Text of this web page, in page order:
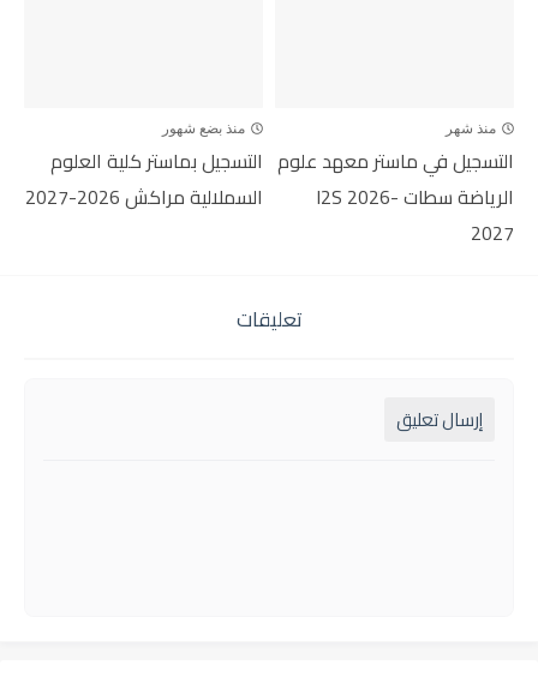
منذ شهر
التسجيل في ماستر معهد علوم
الرياضة سطات I2S 2026-
2027
منذ بضع شهور
التسجيل بماستر كلية العلوم
السملالية مراكش 2026-2027
تعليقات
إرسال تعليق